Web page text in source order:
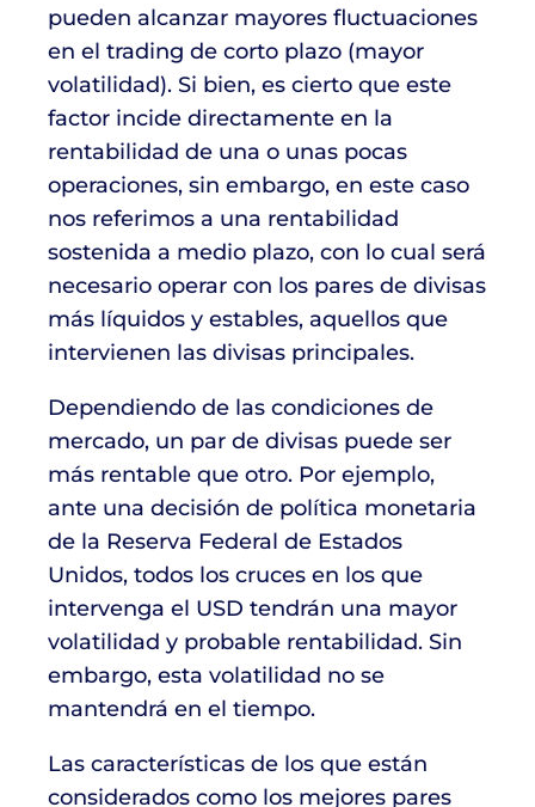
pueden alcanzar mayores fluctuaciones
en el trading de corto plazo (mayor
volatilidad). Si bien, es cierto que este
factor incide directamente en la
rentabilidad de una o unas pocas
operaciones, sin embargo, en este caso
nos referimos a una rentabilidad
sostenida a medio plazo, con lo cual será
necesario operar con los pares de divisas
más líquidos y estables, aquellos que
intervienen las divisas principales.
Dependiendo de las condiciones de
mercado, un par de divisas puede ser
más rentable que otro. Por ejemplo,
ante una decisión de política monetaria
de la Reserva Federal de Estados
Unidos, todos los cruces en los que
intervenga el USD tendrán una mayor
volatilidad y probable rentabilidad. Sin
embargo, esta volatilidad no se
mantendrá en el tiempo.
Las características de los que están
considerados como los mejores pares